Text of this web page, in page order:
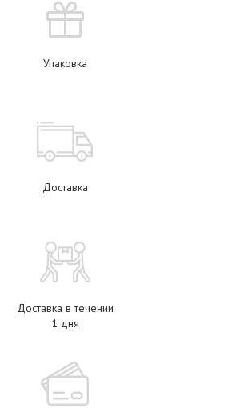
Упаковка
Доставка
Доставка в течении
1 дня